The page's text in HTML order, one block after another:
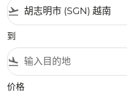
flight_takeoff
到
flight_land
价格